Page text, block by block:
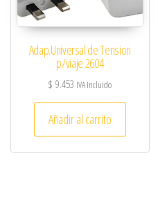
Adap.Universal de Tension
p/viaje 2604
$ 9.453 IVA Incluido
Añadir al carrito